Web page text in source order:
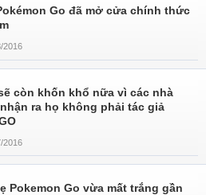
Go đã mở cửa chính thức
2016
còn khốn khổ nữa vì các nhà
ra họ không phải tác giả
2016
Pokemon Go vừa mất trắng gần